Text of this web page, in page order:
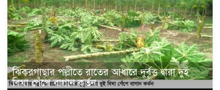
ঝিকরগাছার পল্লীতে রাতের আধারে দুর্বৃত্ত দ্বারা দুই
বিঘা পেঁপে বাগান কর্তন।